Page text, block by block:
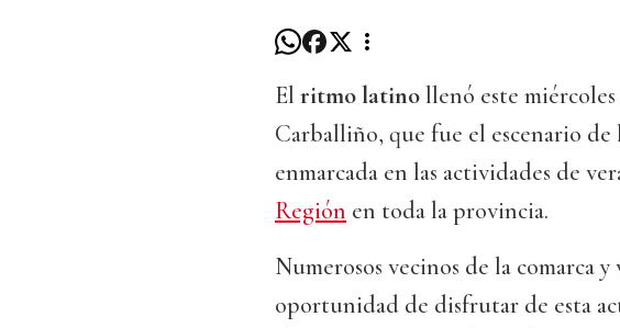
El ritmo latinollenó este
Carballiño, que fue el escenario de
enmarcada en las actividades de
Región en toda la provincia.
Numerosos vecinos de la comarca
oportunidad de disfrutar de esta